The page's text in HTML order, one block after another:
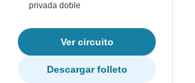
privada doble
Ver circuito
Descargar folleto